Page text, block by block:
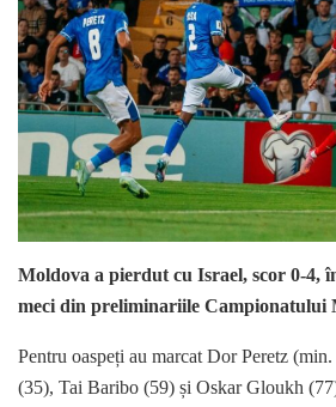
Moldova a pierdut cu Israel, scor 0-4,
meci din preliminariile Campionatului
Pentru oaspeți au marcat Dor Peretz
(35), Tai Baribo (59) și Oskar Gloukh